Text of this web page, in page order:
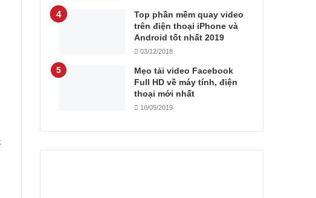
Top phần mềm quay video
trên điện thoại iPhone và
Android tốt nhất 2019
03/12/2018
Mẹo tải video Facebook
Full HD về máy tính, điện
thoại mới nhất
16/05/2019